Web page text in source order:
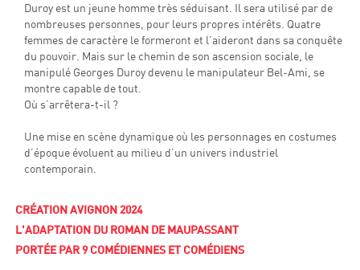
Duroy est un jeune homme très séduisant. Il sera utilisé par de
nombreuses personnes, pour leurs propres intérêts. Quatre
femmes de caractère le formeront et l’aideront dans sa conquête
du pouvoir. Mais sur le chemin de son ascension sociale, le
manipulé Georges Duroy devenu le manipulateur Bel-Ami, se
montre capable de tout.
Où s’arrêtera-t-il ?
Une mise en scène dynamique où les personnages en costumes
d’époque évoluent au milieu d’un univers industriel
contemporain.
CRÉATION AVIGNON 2024
L'ADAPTATION DU ROMAN DE MAUPASSANT
PORTÉE PAR 9 COMÉDIENNES ET COMÉDIENS